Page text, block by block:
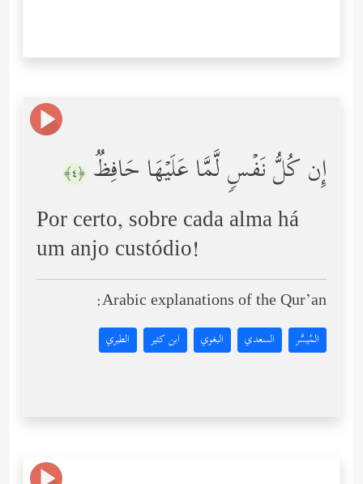
إِن كُلُّ نَفۡسࣲ لَّمَّا عَلَیۡهَا حَافِظࣱ ﴿٤﴾
Por certo, sobre cada alma há
um anjo custódio!
Arabic explanations of the Qur’an:
المُيسَّر السعدي البغوي ابن كثير الطبري